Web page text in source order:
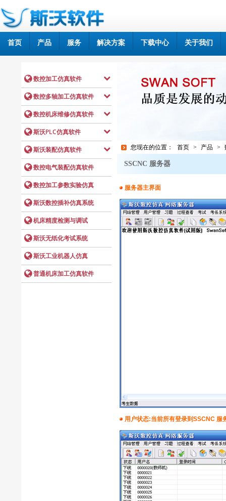
首页 产品 服务 解决方案 下载中心 关于我们
您现在的位置： 首页 > 产品 >
SSCNC 服务器
服务器主界面
用户状态:当前所有登录到SSCNC 服